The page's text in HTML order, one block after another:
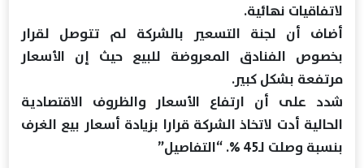
لاتفاقيات نهائية.
أضاف أن لجنة التسعير بالشركة لم تتوصل لقرار
بخصوص الفنادق المعروضة للبيع حيث إن الأسعار
مرتفعة بشكل كبير.
شدد على أن ارتفاع الأسعار والظروف الاقتصادية
الحالية أدت لاتخاذ الشركة قرارا بزيادة أسعار بيع الغرف
بنسبة وصلت لـ45 %. “التفاصيل”